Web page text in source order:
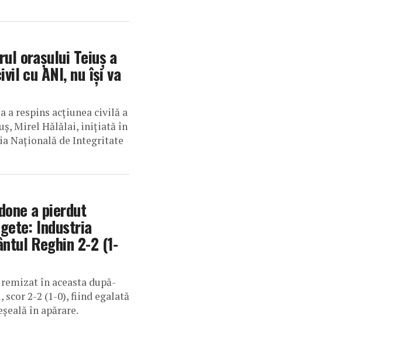
oraşului Teiuş a
cu ANI, nu își va
a respins acţiunea civilă a
Mirel Hălălai, iniţiată în
Naţională de Integritate
a pierdut
Industria
Reghin 2-2 (1-
în aceasta după-
scor 2-2 (1-0), fiind egalată
în apărare.